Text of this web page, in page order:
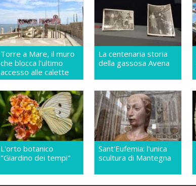
Torre a Mare, il muro
che blocca l'ultimo
accesso alle calette
La centenaria storia
della gassosa Avena
L'orto botanico
"Giardino dei tempi"
Sant'Eufemia: l'unica
scultura di Mantegna